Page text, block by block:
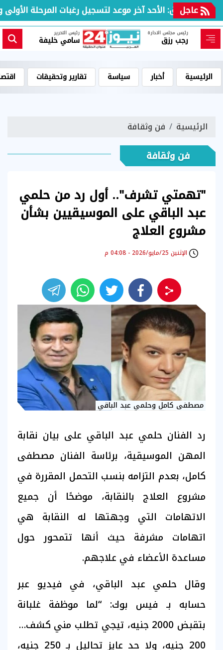
عاجل
التنسيق: الأحد آخر موعد لتسجيل رغبات المرحلة الأولى
رئيس مجلس الادارة
رجب رزق
رئيس التحرير
سامي خليفة
الرئيسية أخبار سياسة تقارير وتحقيقات
الرئيسية فن وثقافة
فن وثقافة
"تهمتي تشرف".. أول رد من حلمي
عبد الباقي على الموسيقيين بشأن
مشروع العلاج
الإثنين 25/مايو/2026 - 04:08 م
مصطفى كامل وحلمي عبد الباقي
رد الفنان حلمي عبد الباقي على بيان نقابة
المهن الموسيقية، برئاسة الفنان مصطفى
كامل، بعدم التزامه بنسب التحمل المقررة في
مشروع العلاج بالنقابة، موضحًا أن جميع
الاتهامات التي وجهتها له النقابة هي
اتهامات مشرفة حيث أنها تتمحور حول
مساعدة الأعضاء في علاجهم.
وقال حلمي عبد الباقي، في فيديو عبر
حسابه بـ فيس بوك: “لما موظفة غلبانة
بتقبض 2000 جنيه، تيجي تطلب مني كشف بـ
200 جنيه، ولا حد عايز تحاليل بـ 250 جنيه،